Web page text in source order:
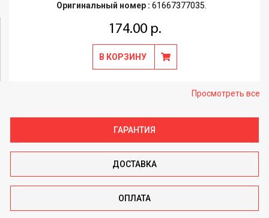
Оригинальный номер : 61667377035.
174.00 р.
В КОРЗИНУ
Просмотреть все
ГАРАНТИЯ
ДОСТАВКА
ОПЛАТА